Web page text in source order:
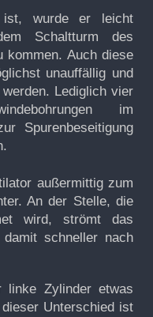
wurde er leicht
Schaltturm des
kommen. Auch diese
unauffällig und
Lediglich vier
im
Spurenbeseitigung
außermittig zum
An der Stelle, die
wird, strömt das
schneller nach
linke Zylinder etwas
Unterschied ist